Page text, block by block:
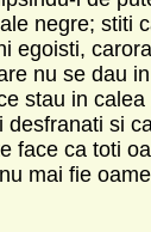
negre; stiti
egoisti,
nu se dau
stau in
desfranati si
face ca toti
mai fie